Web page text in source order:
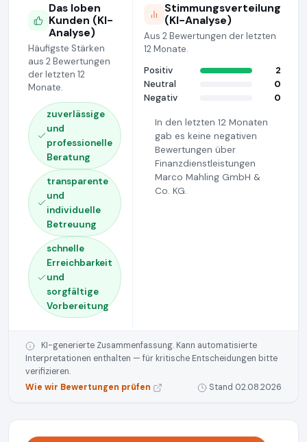
Das loben
Kunden (KI-
Analyse)
Häufigste Stärken
aus 2 Bewertungen
der letzten 12
Monate.
zuverlässige
und
professionelle
Beratung
transparente
und
individuelle
Betreuung
schnelle
Erreichbarkeit
und
sorgfältige
Vorbereitung
Stimmungsverteilung
(KI-Analyse)
Aus 2 Bewertungen der letzten
12 Monate.
Positiv
2
Neutral
0
Negativ
0
In den letzten 12 Monaten
gab es keine negativen
Bewertungen über
Finanzdienstleistungen
Marco Mahling GmbH &
Co. KG.
KI-generierte Zusammenfassung. Kann automatisierte
Interpretationen enthalten — für kritische Entscheidungen bitte
verifizieren.
Wie wir Bewertungen prüfen
Stand 02.08.2026